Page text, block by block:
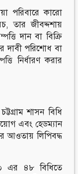
পরিবারে কারো
তার জীবদ্দশায়
দান বা বিক্রি
দাবী পরিশোধ বা
নির্ধারণ করার
শাসন বিধি
এবং হেডম্যান
আওতায় লিপিবদ্ধ
এর ৪৮ বিধিতে